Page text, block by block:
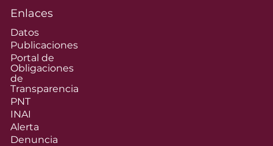
Enlaces
Datos
Publicaciones
Portal de
Obligaciones
de
Transparencia
PNT
INAI
Alerta
Denuncia